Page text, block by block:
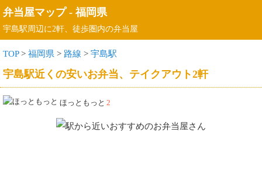
弁当屋マップ- 福岡県
宇島駅周辺に2軒、徒歩圏内の弁当屋
TOP> 福岡県 > 路線 > 宇島駅
宇島駅近くの安いお弁当、テイクアウト2軒
ほっともっと 2